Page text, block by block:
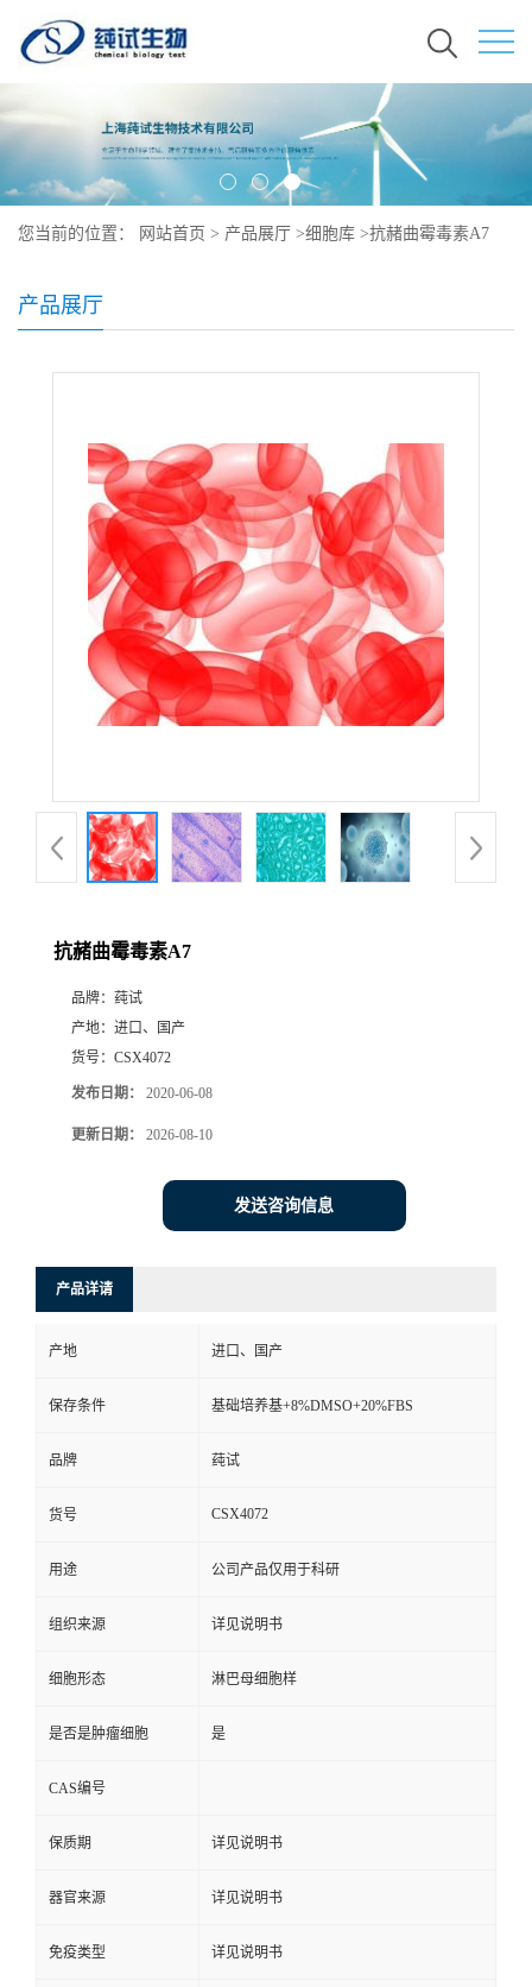
您当前的位置： 网站首页 > 产品展厅 >细胞库 >抗赭曲霉毒素A7
产品展厅
抗赭曲霉毒素A7
品牌： 莼试
产地： 进口、国产
货号： CSX4072
发布日期： 2020-06-08
更新日期： 2026-08-10
发送咨询信息
产品详请
产地 进口、国产
保存条件 基础培养基+8%DMSO+20%FBS
品牌 莼试
货号 CSX4072
用途 公司产品仅用于科研
组织来源 详见说明书
细胞形态 淋巴母细胞样
是否是肿瘤细胞 是
CAS编号
保质期 详见说明书
器官来源 详见说明书
免疫类型 详见说明书